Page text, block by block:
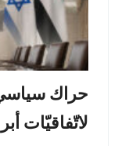
حراك
لاتّفاقيّات